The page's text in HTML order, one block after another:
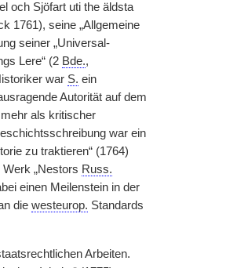
och Sjöfart uti the äldsta
1761), seine „Allgemeine
seiner „Universal-
Lere“ (2 Bde.,
war S. ein
Autorität auf dem
als kritischer
war ein
zu traktieren“ (1764)
„Nestors Russ.
einen Meilenstein in der
die westeurop. Standards
Arbeiten.